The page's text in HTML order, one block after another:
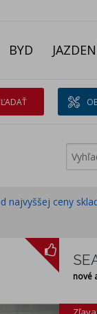
BYD
najvyššej ceny
nové